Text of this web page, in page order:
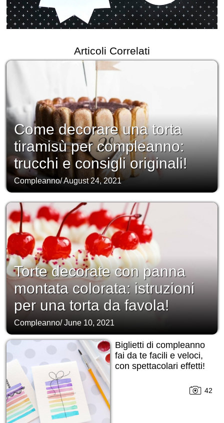
Articoli Correlati
Come decorare una torta
tiramisù per compleanno:
trucchi e consigli originali!
Compleanno/August 24, 2021
Torte decorate con panna
montata colorata: istruzioni
per una torta da favola!
Compleanno/June 10, 2021
Biglietti di compleanno
fai da te facili e veloci,
con spettacolari effetti!
42